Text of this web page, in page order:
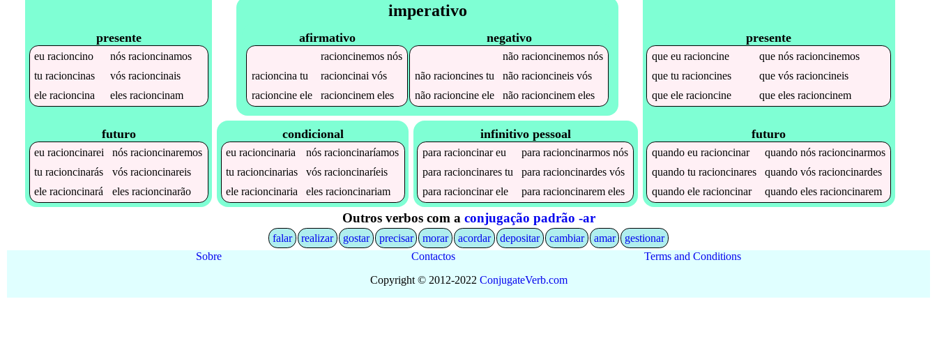
presente
euracioncino nósracioncinamos
turacioncinas vósracioncinais
eleracioncina elesracioncinam
futuro
euracioncinarei nósracioncinaremos
turacioncinarás vósracioncinareis
eleracioncinará elesracioncinarão
imperativo
afirmativo
racioncinemosnós
racioncina tu racioncinai vós
racioncineele racioncinemeles
negativo
não racioncinemosnós
não racioncinestu não racioncineisvós
não racioncineele não racioncinemeles
condicional
euracioncinaria nósracioncinaríamos
turacioncinarias vósracioncinaríeis
eleracioncinaria elesracioncinariam
infinitivo pessoal
pararacioncinareu pararacioncinarmos nós
pararacioncinares tu pararacioncinardes vós
pararacioncinarele pararacioncinarem eles
presente
queeuracioncine quenósracioncinemos
queturacioncines quevósracioncineis
queeleracioncine queelesracioncinem
futuro
quandoeuracioncinar quandonósracioncinarmos
quandoturacioncinares quandovósracioncinardes
quandoeleracioncinar quandoelesracioncinarem
Outros verbos com a conjugação padrão -ar
falar realizar gostar precisar morar acordar depositar cambiar amar
gestionar
Sobre
Contactos
Terms and Conditions
Copyright © 2012-2022 ConjugateVerb.com